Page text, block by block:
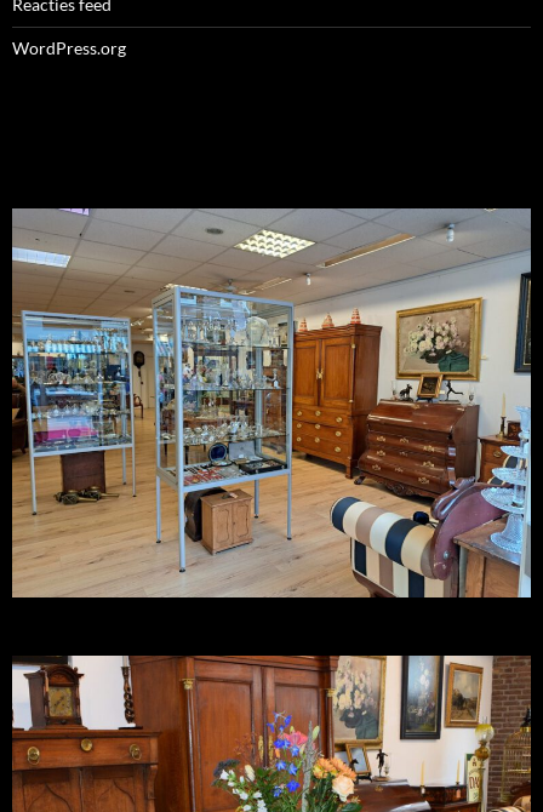
Reacties feed
WordPress.org